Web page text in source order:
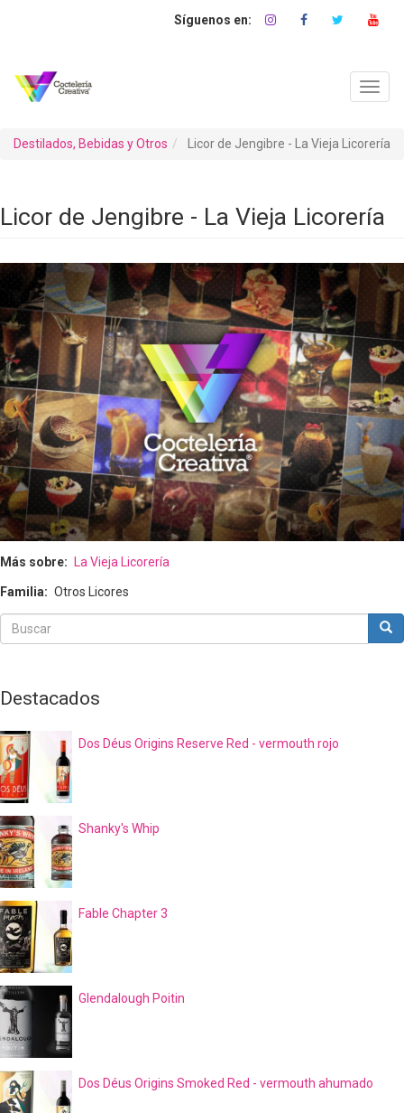
Destilados, Bebidas y Otros Licor de Jengibre - La Vieja Licorería
Licor de Jengibre - La Vieja Licorería
Más sobre La Vieja Licorería
Familia Otros Licores
Buscar
Buscar
Destacados
Dos Déus Origins Reserve Red - vermouth rojo
Shanky's Whip
Fable Chapter 3
Glendalough Poitin
Dos Déus Origins Smoked Red - vermouth ahumado